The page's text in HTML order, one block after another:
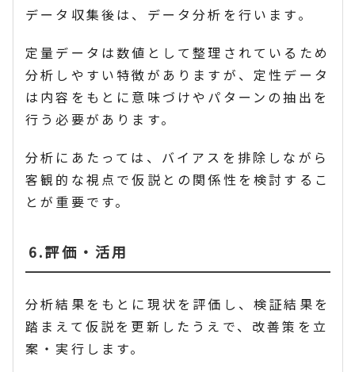
データ収集後は、データ分析を行います。
定量データは数値として整理されているため
分析しやすい特徴がありますが、定性データ
は内容をもとに意味づけやパターンの抽出を
行う必要があります。
分析にあたっては、バイアスを排除しながら
客観的な視点で仮説との関係性を検討するこ
とが重要です。
6.評価・活用
分析結果をもとに現状を評価し、検証結果を
踏まえて仮説を更新したうえで、改善策を立
案・実行します。